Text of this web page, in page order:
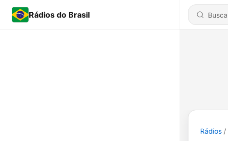
Rádios do Brasil
Rádios